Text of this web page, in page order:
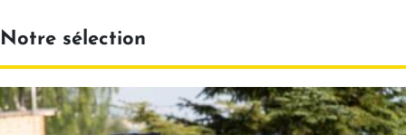
Notre sélection